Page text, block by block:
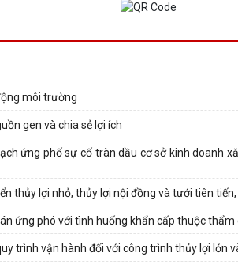
môi trường
gen và chia sẻ lợi ích
ứng phố sự cố tràn dầu cơ sở kinh doanh
thủy lợi nhỏ, thủy lợi nội đồng và tưới tiên
ứng phó với tình huống khẩn cấp thuộc thẩm
trình vận hành đối với công trình thủy lợi lớn